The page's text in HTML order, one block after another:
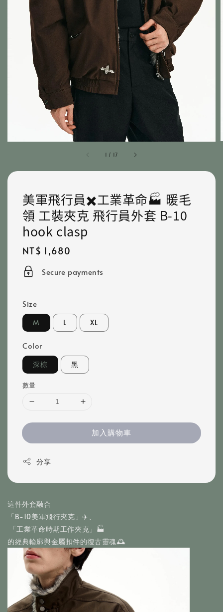
1 / 17
美軍飛行員✖️工業革命🏭 暖毛
領 工裝夾克 飛行員外套 B-10
hook clasp
Regular
price
NT$ 1,680
Secure payments
Size
M L XL
Color
深棕 黑
數量
加入購物車
分享
這件外套融合
「B-10美軍飛行夾克」✈️、
「工業革命時期工作夾克」🏭
的經典輪廓與金屬扣件的復古靈魂🕰️